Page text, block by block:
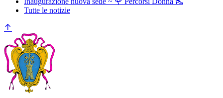
Tutte le notizie